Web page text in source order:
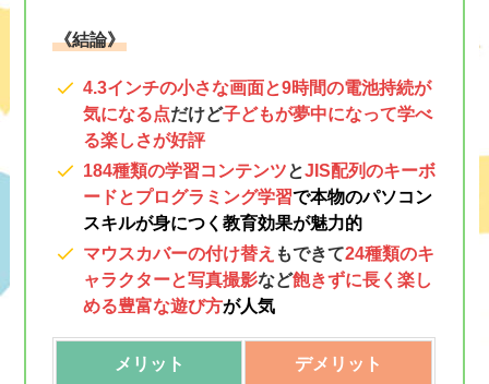
《結論》
4.3インチの小さな画面と9時間の電池持続が
気になる点だけど子どもが夢中になって学べ
る楽しさが好評
184種類の学習コンテンツとJIS配列のキーボ
ードとプログラミング学習で本物のパソコン
スキルが身につく教育効果が魅力的
マウスカバーの付け替え もできて24種類のキ
ャラクターと写真撮影など飽きずに長く楽し
める豊富な遊び方が人気
メリット デメリット